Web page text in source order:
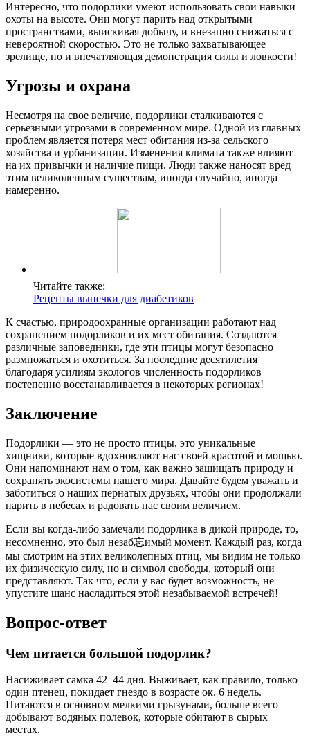
Интересно, что подорлики умеют использовать свои навыки
охоты на высоте. Они могут парить над открытыми
пространствами, выискивая добычу, и внезапно снижаться с
невероятной скоростью. Это не только захватывающее
зрелище, но и впечатляющая демонстрация силы и ловкости!
Угрозы и охрана
Несмотря на свое величие, подорлики сталкиваются с
серьезными угрозами в современном мире. Одной из главных
проблем является потеря мест обитания из-за сельского
хозяйства и урбанизации. Изменения климата также влияют
на их привычки и наличие пищи. Люди также наносят вред
этим великолепным существам, иногда случайно, иногда
намеренно.
Читайте также:
Рецепты выпечки для диабетиков
К счастью, природоохранные организации работают над
сохранением подорликов и их мест обитания. Создаются
различные заповедники, где эти птицы могут безопасно
размножаться и охотиться. За последние десятилетия
благодаря усилиям экологов численность подорликов
постепенно восстанавливается в некоторых регионах!
Заключение
Подорлики — это не просто птицы, это уникальные
хищники, которые вдохновляют нас своей красотой и мощью.
Они напоминают нам о том, как важно защищать природу и
сохранять экосистемы нашего мира. Давайте будем уважать и
заботиться о наших пернатых друзьях, чтобы они продолжали
парить в небесах и радовать нас своим величием.
Если вы когда-либо замечали подорлика в дикой природе, то,
несомненно, это был незаб忘имый момент. Каждый раз, когда
мы смотрим на этих великолепных птиц, мы видим не только
их физическую силу, но и символ свободы, который они
представляют. Так что, если у вас будет возможность, не
упустите шанс насладиться этой незабываемой встречей!
Вопрос-ответ
Чем питается большой подорлик?
Насиживает самка 42–44 дня. Выживает, как правило, только
один птенец, покидает гнездо в возрасте ок. 6 недель.
Питаются в основном мелкими грызунами, больше всего
добывают водяных полевок, которые обитают в сырых
местах.